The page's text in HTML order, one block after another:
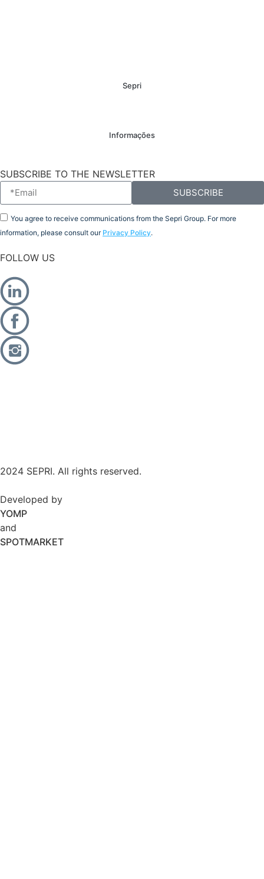
Sepri
Informações
SUBSCRIBE TO THE NEWSLETTER
You agree to receive communications from the Sepri Group. For more
information, please consult our Privacy Policy.
SUBSCRIBE
FOLLOW US
2024 SEPRI. All rights reserved.
Developed by
YOMP
and
SPOTMARKET